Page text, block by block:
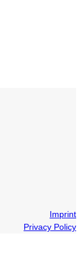
Imprint
Privacy Policy